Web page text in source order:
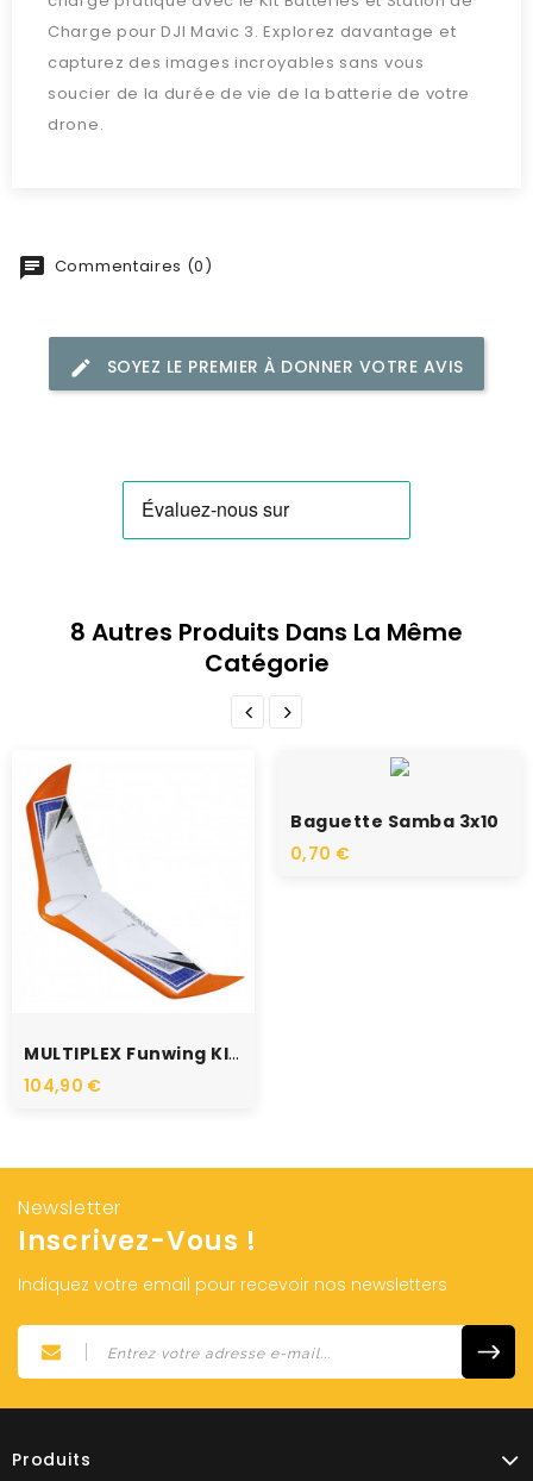
Charge pour DJI Mavic 3. Explorez davantage et
capturez des images incroyables sans vous
soucier de la durée de vie de la batterie de votre
drone.
Commentaires (0)
SOYEZ LE PREMIER À DONNER VOTRE AVIS
8 Autres Produits Dans La Même
Catégorie
MULTIPLEX Funwing KIT 1-01828
104,90 €
Baguette Samba 3x10
0,70 €
Newsletter
Inscrivez-Vous !
Indiquez votre email pour recevoir nos newsletters
Produits